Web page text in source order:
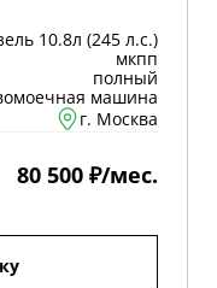
10.8л (245 л.с.)
мкпп
полный
машина
г. Москва
80 500 ₽/мес.